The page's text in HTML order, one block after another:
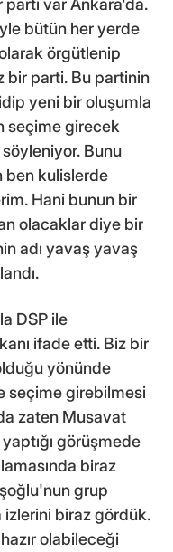
parti var Ankara'da.
bütün her yerde
örgütlenip
parti. Bu partinin
yeni bir oluşumla
seçime girecek
Bunu
ben kulislerde
Hani bunun bir
olacaklar diye bir
adı yavaş yavaş
DSP ile
ifade etti. Biz bir
yönünde
seçime girebilmesi
zaten Musavat
görüşmede
biraz
grup
izlerini biraz gördük.
olabileceği